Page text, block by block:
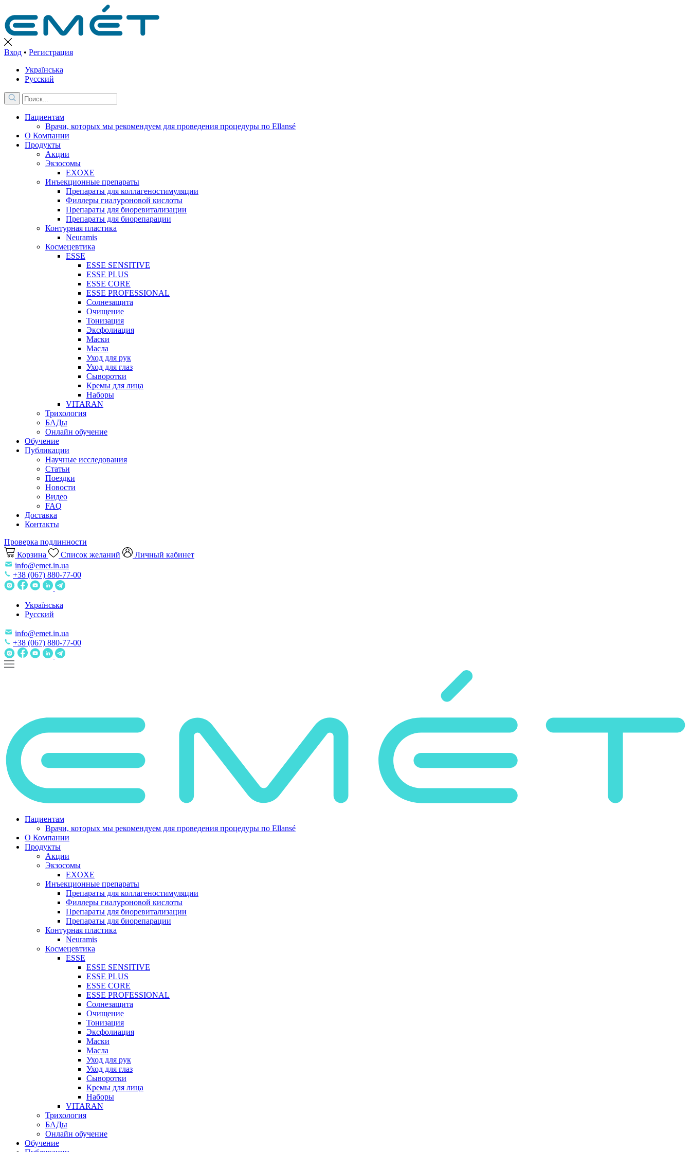
Вход • Регистрация
Українська
Русский
Пациентам
Врачи, которых мы рекомендуем для проведения процедуры по Ellansé
О Компании
Продукты
Акции
Экзосомы
EXOXE
Инъекционные препараты
Препараты для коллагеностимуляции
Филлеры гиалуроновой кислоты
Препараты для биоревитализации
Препараты для биорепарации
Контурная пластика
Neuramis
Космецевтика
ESSE
ESSE SENSITIVE
ESSE PLUS
ESSE CORE
ESSE PROFESSIONAL
Солнезащита
Очищение
Тонизация
Эксфолиация
Маски
Масла
Уход для рук
Уход для глаз
Сыворотки
Кремы для лица
Наборы
VITARAN
Трихология
БАДы
Онлайн обучение
Обучение
Публикации
Научные исследования
Статьи
Поездки
Новости
Видео
FAQ
Доставка
Контакты
Проверка подлинности
Корзина
Список желаний
Личный кабинет
info@emet.in.ua
+38 (067) 880-77-00
Українська
Русский
info@emet.in.ua
+38 (067) 880-77-00
Пациентам
Врачи, которых мы рекомендуем для проведения процедуры по Ellansé
О Компании
Продукты
Акции
Экзосомы
EXOXE
Инъекционные препараты
Препараты для коллагеностимуляции
Филлеры гиалуроновой кислоты
Препараты для биоревитализации
Препараты для биорепарации
Контурная пластика
Neuramis
Космецевтика
ESSE
ESSE SENSITIVE
ESSE PLUS
ESSE CORE
ESSE PROFESSIONAL
Солнезащита
Очищение
Тонизация
Эксфолиация
Маски
Масла
Уход для рук
Уход для глаз
Сыворотки
Кремы для лица
Наборы
VITARAN
Трихология
БАДы
Онлайн обучение
Обучение